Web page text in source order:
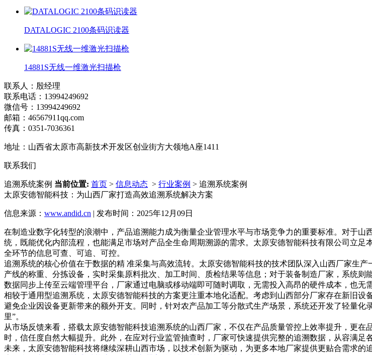
DATALOGIC 2100条码识读器
14881S无线一维激光扫描枪
联系人：殷经理
联系电话：13994249692
微信号：13994249692
邮箱：46567911qq.com
传真：0351-7036361
地址：山西省太原市高新技术开发区创业街方大领地A座1411
联系我们
追溯系统案例 当前位置: 首页 > 信息动态 > 行业案例 > 追溯系统案例
太原安德智能科技：为山西厂家打造高效追溯系统解决方案
信息来源： www.andid.cn | 发布时间：2025年12月09日
在制造业数字化转型的浪潮中，产品追溯能力成为衡量企业管理水平与市场竞争力的重要标准。对于
统，既能优化内部流程，也能满足市场对产品全生命周期溯源的需求。太原安德智能科技有限公司立
全环节的信息可查、可追、可控。
追溯系统的核心价值在于数据的精 准采集与高效流转。太原安德智能科技的技术团队深入山西厂家生
产线的称重、分拣设备，实时采集原料批次、加工时间、质检结果等信息；对于装备制造厂家，系统
数据同步上传至云端管理平台，厂家通过电脑或移动端即可随时调取，无需投入高昂的硬件成本，也无
相较于通用型追溯系统，太原安德智能科技的方案更注重本地化适配。考虑到山西部分厂家存在新旧设
避免企业因设备更新带来的额外开支。同时，针对农产品加工等分散式生产场景，系统还开发了轻量
里”。
从市场反馈来看，搭载太原安德智能科技追溯系统的山西厂家，不仅在产品质量管控上效率提升，更
时，信任度自然大幅提升。此外，在应对行业监管抽查时，厂家可快速提供完整的追溯数据，从容满足
未来，太原安德智能科技将继续深耕山西市场，以技术创新为驱动，为更多本地厂家提供更贴合需求的